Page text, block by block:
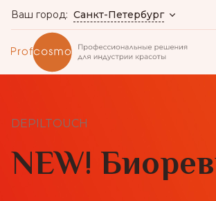
Ваш город: Санкт-Петербург
DEPILTOUCH
NEW!